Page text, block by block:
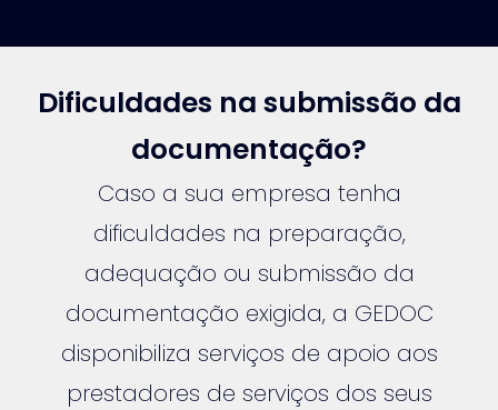
Dificuldades na submissão da
documentação?
Caso a sua empresa tenha
dificuldades na preparação,
adequação ou submissão da
documentação exigida, a GEDOC
disponibiliza serviços de apoio aos
prestadores de serviços dos seus